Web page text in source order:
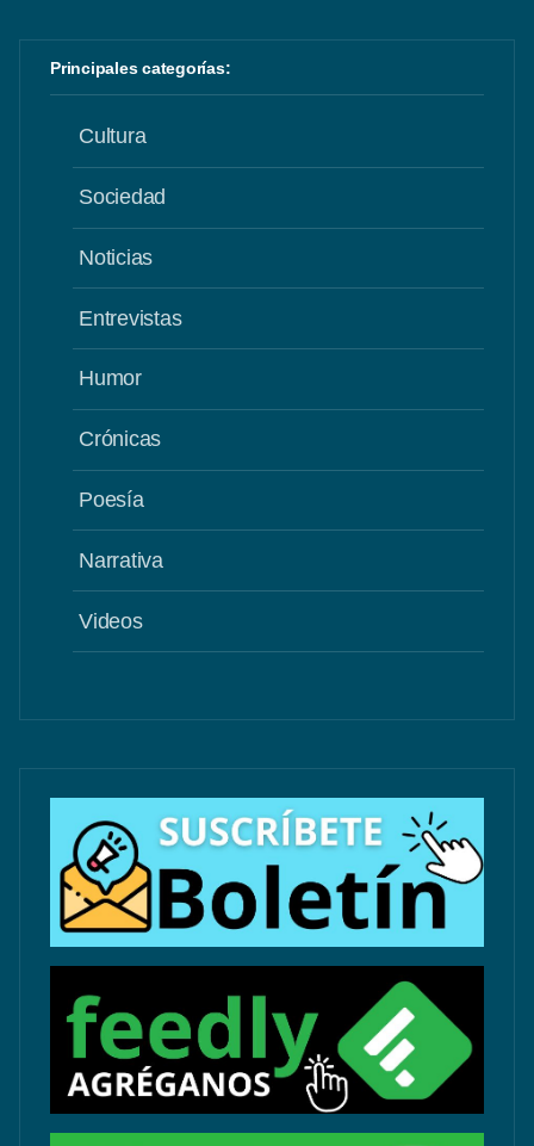
Principales categorías:
Cultura
Sociedad
Noticias
Entrevistas
Humor
Crónicas
Poesía
Narrativa
Videos